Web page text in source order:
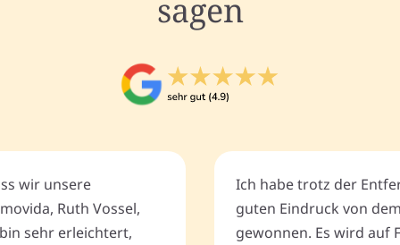
sagen
wir unsere
Ruth Vossel,
sehr erleichtert,
Ich habe trotz der
guten Eindruck von
gewonnen. Es wird auf